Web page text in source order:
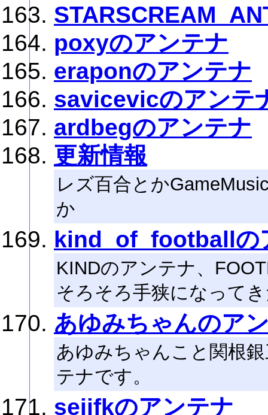
poxyのアンテナ
eraponのアンテナ
savicevicのアンテ
ardbegのアンテナ
更新情報
レズ百合とか
か
kind_of_footballの
KINDのアンテナ、
そろそろ手狭になって
あゆみちゃんのア
あゆみちゃんこと関根
テナです。
seijfkのアンテナ